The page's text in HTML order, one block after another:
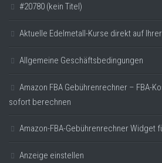
#20780 (kein Titel)
Aktuelle Edelmetall-Kurse direkt auf
Allgemeine Geschäftsbedingungen
Amazon FBA Gebührenrechner – FBA-
sofort berechnen
Amazon-FBA-Gebührenrechner Widget
Anzeige einstellen